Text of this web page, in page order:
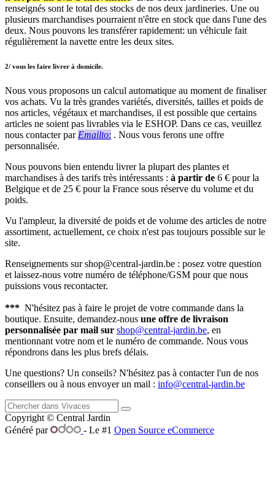
renseignés sont le total des stocks de nos deux jardineries. Une ou
plusieurs marchandises pourraient n'être en stock que dans l'une des
deux. Nous pouvons les transférer rapidement: un véhicule fait
régulièrement la navette entre les deux sites.
2/ vous les faire livrer à domicile.
Nous vous proposons un calcul automatique au moment de finaliser
vos achats. Vu la très grandes variétés, diversités, tailles et poids de
nos articles, végétaux et marchandises, il est possible que certains
articles ne soient pas livrables via le ESHOP. Dans ce cas, veuillez
nous contacter par Emailto: . Nous vous ferons une offre
personnalisée.
Nous pouvons bien entendu livrer la plupart des plantes et
marchandises à des tarifs très intéressants : à partir de 6 € pour la
Belgique et de 25 € pour la France sous réserve du volume et du
poids.
Vu l'ampleur, la diversité de poids et de volume des articles de notre
assortiment, actuellement, ce choix n'est pas toujours possible sur le
site.
Renseignements sur shop@central-jardin.be : posez votre question
et laissez-nous votre numéro de téléphone/GSM pour que nous
puissions vous recontacter.
*** N'hésitez pas à faire le projet de votre commande dans la
boutique. Ensuite, demandez-nous une offre de livraison
personnalisée par mail sur shop@central-jardin.be, en
mentionnant votre nom et le numéro de commande. Nous vous
répondrons dans les plus brefs délais.
Une questions? Un conseils? N'hésitez pas à contacter l'un de nos
conseillers ou à nous envoyer un mail : info@central-jardin.be
Copyright © Central Jardin
Généré par
- Le #1 Open Source eCommerce